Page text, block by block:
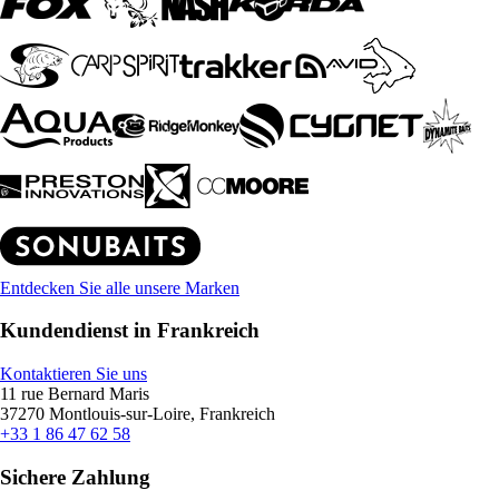
Entdecken Sie alle unsere Marken
Kundendienst in Frankreich
Kontaktieren Sie uns
11 rue Bernard Maris
37270 Montlouis-sur-Loire, Frankreich
+33 1 86 47 62 58
Sichere Zahlung